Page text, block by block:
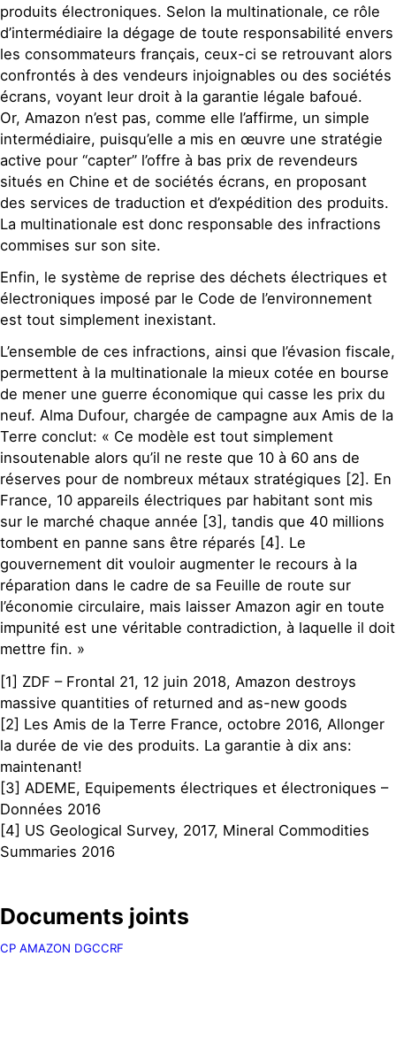
produits électroniques. Selon la multinationale, ce rôle
d’intermédiaire la dégage de toute responsabilité envers
les consommateurs français, ceux-ci se retrouvant alors
confrontés à des vendeurs injoignables ou des sociétés
écrans, voyant leur droit à la garantie légale bafoué.
Or, Amazon n’est pas, comme elle l’affirme, un simple
intermédiaire, puisqu’elle a mis en œuvre une stratégie
active pour “capter” l’offre à bas prix de revendeurs
situés en Chine et de sociétés écrans, en proposant
des services de traduction et d’expédition des produits.
La multinationale est donc responsable des infractions
commises sur son site.
Enfin, le système de reprise des déchets électriques et
électroniques imposé par le Code de l’environnement
est tout simplement inexistant.
L’ensemble de ces infractions, ainsi que l’évasion fiscale,
permettent à la multinationale la mieux cotée en bourse
de mener une guerre économique qui casse les prix du
neuf. Alma Dufour, chargée de campagne aux Amis de la
Terre conclut: « Ce modèle est tout simplement
insoutenable alors qu’il ne reste que 10 à 60 ans de
réserves pour de nombreux métaux stratégiques [2]. En
France, 10 appareils électriques par habitant sont mis
sur le marché chaque année [3], tandis que 40 millions
tombent en panne sans être réparés [4]. Le
gouvernement dit vouloir augmenter le recours à la
réparation dans le cadre de sa Feuille de route sur
l’économie circulaire, mais laisser Amazon agir en toute
impunité est une véritable contradiction, à laquelle il doit
mettre fin. »
[1] ZDF – Frontal 21, 12 juin 2018, Amazon destroys
massive quantities of returned and as-new goods
[2] Les Amis de la Terre France, octobre 2016, Allonger
la durée de vie des produits. La garantie à dix ans:
maintenant!
[3] ADEME, Equipements électriques et électroniques –
Données 2016
[4] US Geological Survey, 2017, Mineral Commodities
Summaries 2016
Documents joints
CP AMAZON DGCCRF